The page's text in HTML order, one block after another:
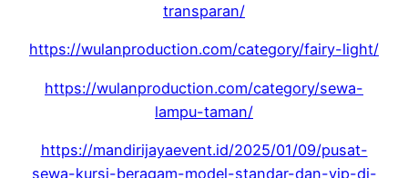
transparan/
https://wulanproduction.com/category/fairy-light/
https://wulanproduction.com/category/sewa-
lampu-taman/
https://mandirijayaevent.id/2025/01/09/pusat-
sewa-kursi-beragam-model-standar-dan-vip-di-